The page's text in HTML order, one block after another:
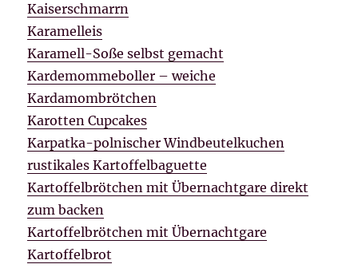
Kaiserschmarrn
Karamelleis
Karamell-Soße selbst gemacht
Kardemommeboller – weiche
Kardamombrötchen
Karotten Cupcakes
Karpatka-polnischer Windbeutelkuchen
rustikales Kartoffelbaguette
Kartoffelbrötchen mit Übernachtgare direkt
zum backen
Kartoffelbrötchen mit Übernachtgare
Kartoffelbrot